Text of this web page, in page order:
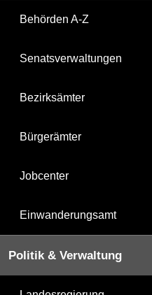
Behörden A-Z
Senatsverwaltungen
Bezirksämter
Bürgerämter
Jobcenter
Einwanderungsamt
Politik & Verwaltung